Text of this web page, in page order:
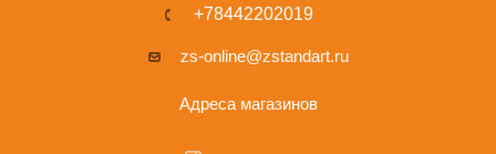
+78442202019
zs-online@zstandart.ru
Адреса магазинов